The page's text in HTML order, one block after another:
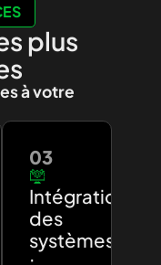
plus
à votre
03
Intégration
des
systèmes